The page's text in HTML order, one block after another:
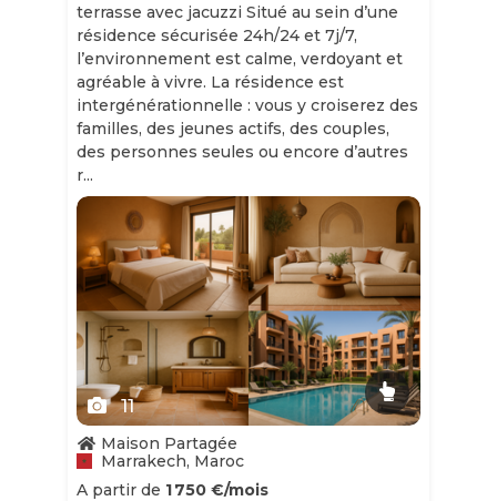
terrasse avec jacuzzi Situé au sein d’une
résidence sécurisée 24h/24 et 7j/7,
l’environnement est calme, verdoyant et
agréable à vivre. La résidence est
intergénérationnelle : vous y croiserez des
familles, des jeunes actifs, des couples,
des personnes seules ou encore d’autres
r...
Slide 1 of 11
11
Maison Partagée
Marrakech, Maroc
A partir de 1 750 €/mois